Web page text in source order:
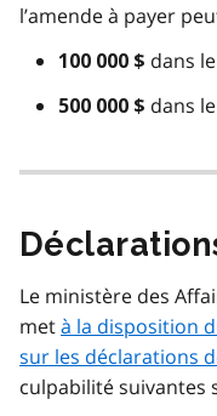
l’amende à payer
100 000 $ dans
500 000 $ dans
Le ministère des
metà la disposition
sur les déclarations
culpabilité suivantes